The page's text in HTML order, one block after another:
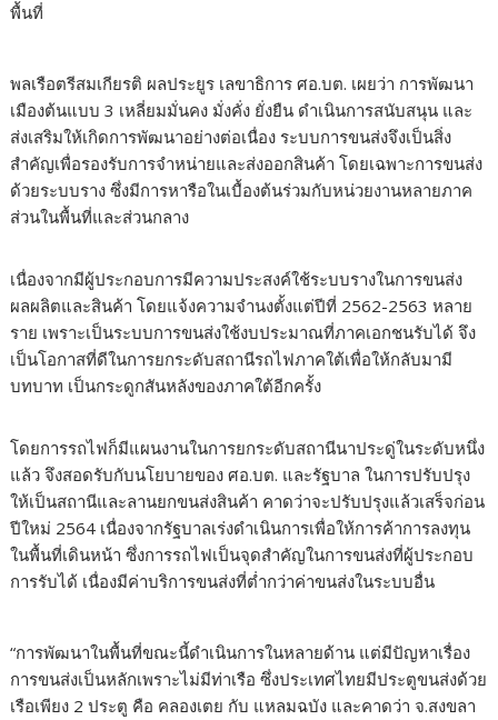
พื้นที่
พลเรือตรีสมเกียรติ ผลประยูร เลขาธิการ ศอ.บต. เผยว่า การพัฒนา
เมืองต้นแบบ 3 เหลี่ยมมั่นคง มั่งคั่ง ยั่งยืน ดำเนินการสนับสนุน และ
ส่งเสริมให้เกิดการพัฒนาอย่างต่อเนื่อง ระบบการขนส่งจึงเป็นสิ่ง
สำคัญเพื่อรองรับการจำหน่ายและส่งออกสินค้า โดยเฉพาะการขนส่ง
ด้วยระบบราง ซึ่งมีการหารือในเบื้องต้นร่วมกับหน่วยงานหลายภาค
ส่วนในพื้นที่และส่วนกลาง
เนื่องจากมีผู้ประกอบการมีความประสงค์ใช้ระบบรางในการขนส่ง
ผลผลิตและสินค้า โดยแจ้งความจำนงตั้งแต่ปีที่ 2562-2563 หลาย
ราย เพราะเป็นระบบการขนส่งใช้งบประมาณที่ภาคเอกชนรับได้ จึง
เป็นโอกาสที่ดีในการยกระดับสถานีรถไฟภาคใต้เพื่อให้กลับมามี
บทบาท เป็นกระดูกสันหลังของภาคใต้อีกครั้ง
โดยการรถไฟก็มีแผนงานในการยกระดับสถานีนาประดู่ในระดับหนึ่ง
แล้ว จึงสอดรับกับนโยบายของ ศอ.บต. และรัฐบาล ในการปรับปรุง
ให้เป็นสถานีและลานยกขนส่งสินค้า คาดว่าจะปรับปรุงแล้วเสร็จก่อน
ปีใหม่ 2564 เนื่องจากรัฐบาลเร่งดำเนินการเพื่อให้การค้าการลงทุน
ในพื้นที่เดินหน้า ซึ่งการรถไฟเป็นจุดสำคัญในการขนส่งที่ผู้ประกอบ
การรับได้ เนื่องมีค่าบริการขนส่งที่ต่ำกว่าค่าขนส่งในระบบอื่น
“การพัฒนาในพื้นที่ขณะนี้ดำเนินการในหลายด้าน แต่มีปัญหาเรื่อง
การขนส่งเป็นหลักเพราะไม่มีท่าเรือ ซึ่งประเทศไทยมีประตูขนส่งด้วย
เรือเพียง 2 ประตู คือ คลองเตย กับ แหลมฉบัง และคาดว่า จ.สงขลา